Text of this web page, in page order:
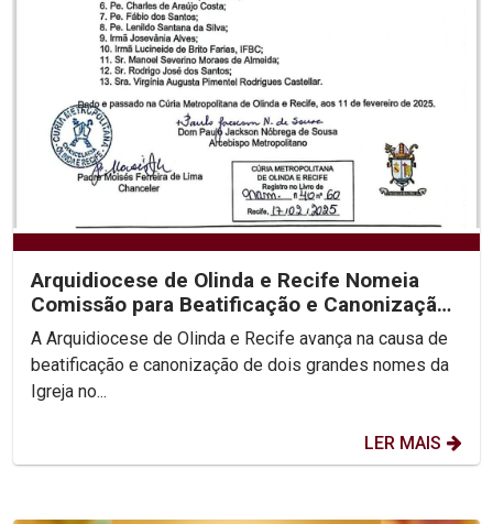
Arquidiocese de Olinda e Recife Nomeia
Comissão para Beatificação e Canonização
de Dom Vital e...
A Arquidiocese de Olinda e Recife avança na causa de
beatificação e canonização de dois grandes nomes da
Igreja no...
LER MAIS